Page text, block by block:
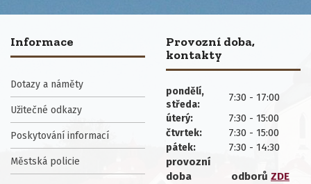
Informace
Dotazy a náměty
Užitečné odkazy
Poskytování informací
Městská policie
Provozní doba,
kontakty
pondělí,
středa:
7:30 - 17:00
úterý: 7:30 - 15:00
čtvrtek: 7:30 - 15:00
pátek:
7:30 - 14:30
provozní
doba
odborů ZDE